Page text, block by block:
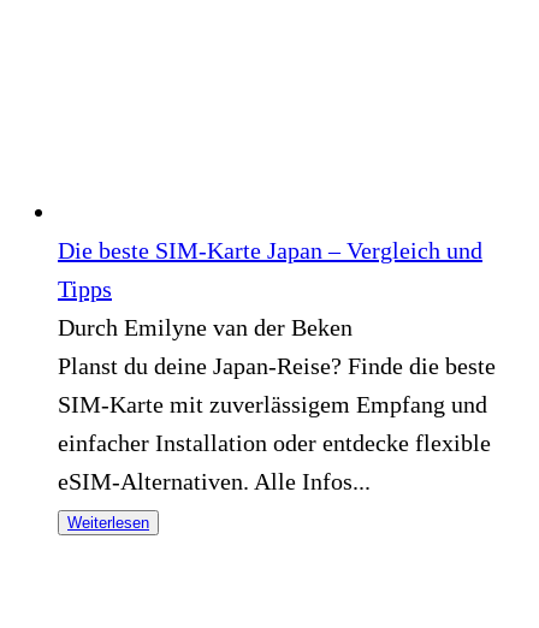
Die beste SIM-Karte Japan – Vergleich und
Tipps
Durch Emilyne van der Beken
Planst du deine Japan-Reise? Finde die beste
SIM-Karte mit zuverlässigem Empfang und
einfacher Installation oder entdecke flexible
eSIM-Alternativen. Alle Infos...
Weiterlesen